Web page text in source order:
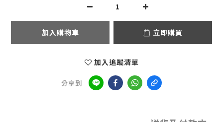
加入購物車 立即購買
加入追蹤清單
分享到